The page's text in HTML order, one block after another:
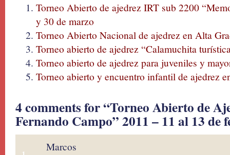
Torneo Abierto de ajedrez IRT sub 2200
y 30 de marzo
Torneo Abierto Nacional de ajedrez en Alta
Torneo abierto de ajedrez “Calamuchita
Torneo abierto de ajedrez para juveniles y
Torneo abierto y encuentro infantil de ajedrez
4 comments for “Torneo Abierto de
Fernando Campo” 2011 – 11 al 13 de
Marcos